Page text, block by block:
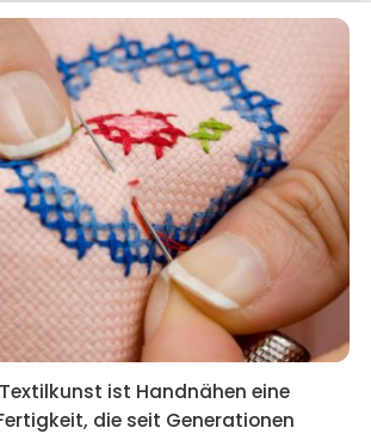
ist Handnähen eine
die seit Generationen